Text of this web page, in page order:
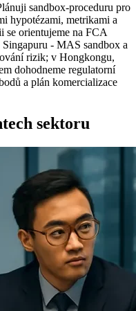
sandbox‑proceduru pro
hypotézami, metrikami a
se orientujeme na FCA
- MAS sandbox a
rizik; v Hongkongu,
dohodneme regulatorní
a plán komercializace
sektoru